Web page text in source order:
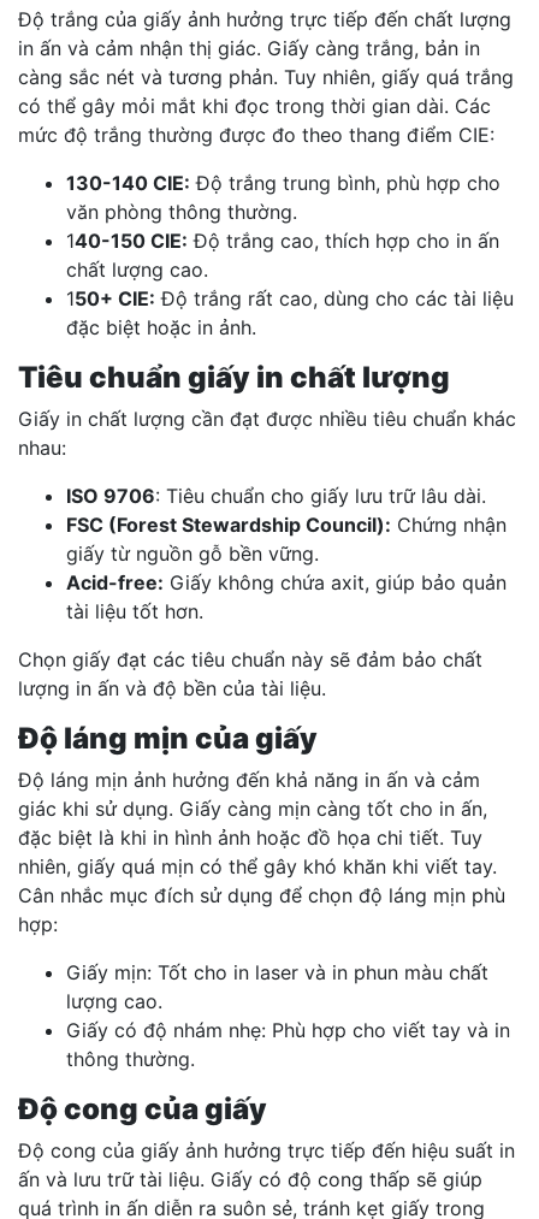
Độ trắng của giấy ảnh hưởng trực tiếp đến chất lượng
in ấn và cảm nhận thị giác. Giấy càng trắng, bản in
càng sắc nét và tương phản. Tuy nhiên, giấy quá trắng
có thể gây mỏi mắt khi đọc trong thời gian dài. Các
mức độ trắng thường được đo theo thang điểm CIE:
130-140 CIE: Độ trắng trung bình, phù hợp cho
văn phòng thông thường.
140-150 CIE: Độ trắng cao, thích hợp cho in ấn
chất lượng cao.
150+ CIE: Độ trắng rất cao, dùng cho các tài liệu
đặc biệt hoặc in ảnh.
Tiêu chuẩn giấy in chất lượng
Giấy in chất lượng cần đạt được nhiều tiêu chuẩn khác
nhau:
ISO 9706: Tiêu chuẩn cho giấy lưu trữ lâu dài.
FSC (Forest Stewardship Council): Chứng nhận
giấy từ nguồn gỗ bền vững.
Acid-free: Giấy không chứa axit, giúp bảo quản
tài liệu tốt hơn.
Chọn giấy đạt các tiêu chuẩn này sẽ đảm bảo chất
lượng in ấn và độ bền của tài liệu.
Độ láng mịn của giấy
Độ láng mịn ảnh hưởng đến khả năng in ấn và cảm
giác khi sử dụng. Giấy càng mịn càng tốt cho in ấn,
đặc biệt là khi in hình ảnh hoặc đồ họa chi tiết. Tuy
nhiên, giấy quá mịn có thể gây khó khăn khi viết tay.
Cân nhắc mục đích sử dụng để chọn độ láng mịn phù
hợp:
Giấy mịn: Tốt cho in laser và in phun màu chất
lượng cao.
Giấy có độ nhám nhẹ: Phù hợp cho viết tay và in
thông thường.
Độ cong của giấy
Độ cong của giấy ảnh hưởng trực tiếp đến hiệu suất in
ấn và lưu trữ tài liệu. Giấy có độ cong thấp sẽ giúp
quá trình in ấn diễn ra suôn sẻ, tránh kẹt giấy trong